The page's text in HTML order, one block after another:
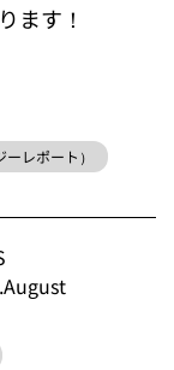
ます！
レポート）